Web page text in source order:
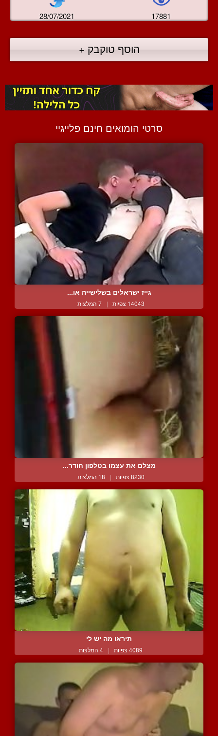
28/07/2021 17881
הוסף טוקבק +
סרטי הומואים חינם פלייגיי
גייז ישראלים בשלישייה או...
14043 צפיות | 7 המלצות
מצלם את עצמו בטלפון חודר...
8230 צפיות | 18 המלצות
תיראו מה יש לי
4089 צפיות | 4 המלצות